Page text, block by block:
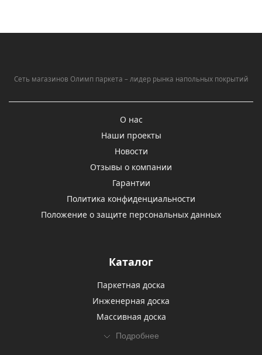
Сеть магазинов Олимп паркета – лидер рынка напольных покрытий
О нас
Наши проекты
Новости
Отзывы о компании
Гарантии
Политика конфиденциальности
Положение о защите персональных данных
Каталог
Паркетная доска
Инженерная доска
Массивная доска
Подробнее